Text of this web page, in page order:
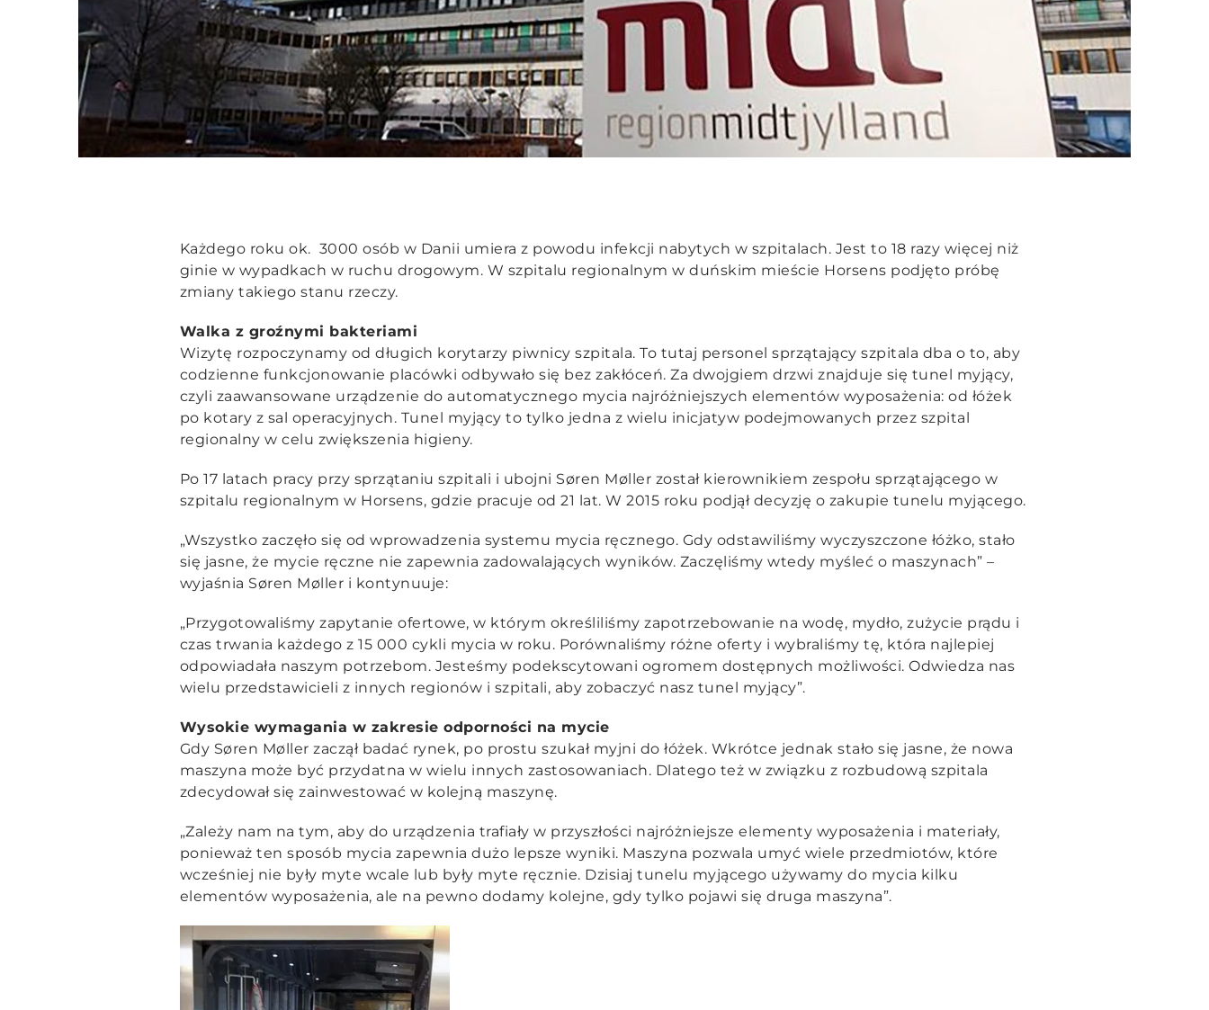
Każdego roku ok. 3000 osób w Danii umiera z powodu infekcji nabytych w szpitalach. Jest to 18 razy więcej niż
ginie w wypadkach w ruchu drogowym. W szpitalu regionalnym w duńskim mieście Horsens podjęto próbę
zmiany takiego stanu rzeczy.
Walka z groźnymi bakteriami
Wizytę rozpoczynamy od długich korytarzy piwnicy szpitala. To tutaj personel sprzątający szpitala dba o to, aby
codzienne funkcjonowanie placówki odbywało się bez zakłóceń. Za dwojgiem drzwi znajduje się tunel myjący,
czyli zaawansowane urządzenie do automatycznego mycia najróżniejszych elementów wyposażenia: od łóżek
po kotary z sal operacyjnych. Tunel myjący to tylko jedna z wielu inicjatyw podejmowanych przez szpital
regionalny w celu zwiększenia higieny.
Po 17 latach pracy przy sprzątaniu szpitali i ubojni Søren Møller został kierownikiem zespołu sprzątającego w
szpitalu regionalnym w Horsens, gdzie pracuje od 21 lat. W 2015 roku podjął decyzję o zakupie tunelu myjącego.
„Wszystko zaczęło się od wprowadzenia systemu mycia ręcznego. Gdy odstawiliśmy wyczyszczone łóżko, stało
się jasne, że mycie ręczne nie zapewnia zadowalających wyników. Zaczęliśmy wtedy myśleć o maszynach” –
wyjaśnia Søren Møller i kontynuuje:
„Przygotowaliśmy zapytanie ofertowe, w którym określiliśmy zapotrzebowanie na wodę, mydło, zużycie prądu i
czas trwania każdego z 15 000 cykli mycia w roku. Porównaliśmy różne oferty i wybraliśmy tę, która najlepiej
odpowiadała naszym potrzebom. Jesteśmy podekscytowani ogromem dostępnych możliwości. Odwiedza nas
wielu przedstawicieli z innych regionów i szpitali, aby zobaczyć nasz tunel myjący”.
Wysokie wymagania w zakresie odporności na mycie
Gdy Søren Møller zaczął badać rynek, po prostu szukał myjni do łóżek. Wkrótce jednak stało się jasne, że nowa
maszyna może być przydatna w wielu innych zastosowaniach. Dlatego też w związku z rozbudową szpitala
zdecydował się zainwestować w kolejną maszynę.
„Zależy nam na tym, aby do urządzenia trafiały w przyszłości najróżniejsze elementy wyposażenia i materiały,
ponieważ ten sposób mycia zapewnia dużo lepsze wyniki. Maszyna pozwala umyć wiele przedmiotów, które
wcześniej nie były myte wcale lub były myte ręcznie. Dzisiaj tunelu myjącego używamy do mycia kilku
elementów wyposażenia, ale na pewno dodamy kolejne, gdy tylko pojawi się druga maszyna”.